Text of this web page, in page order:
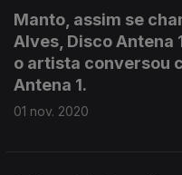
Manto, assim se
Alves, Disco Antena
o artista conversou
Antena 1.
01 nov. 2020